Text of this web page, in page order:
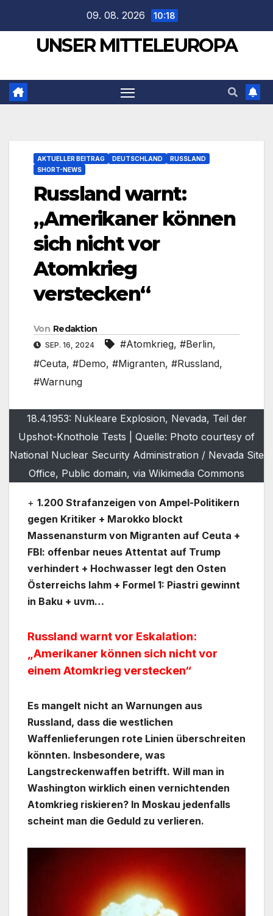
springen
09. 08. 2026 10:18
UNSER MITTELEUROPA
AKTUELLER BEITRAG DEUTSCHLAND
RUSSLAND
SHORT-NEWS
Russland warnt:
„Amerikaner können
sich nicht vor
Atomkrieg
verstecken“
Von Redaktion
SEP. 16, 2024 #Atomkrieg, #Berlin,
#Ceuta, #Demo, #Migranten, #Russland,
#Warnung
18.4.1953: Nukleare Explosion, Nevada, Teil der
Upshot-Knothole Tests | Quelle: Photo courtesy of
National Nuclear Security Administration / Nevada Site
Office, Public domain, via Wikimedia Commons
+ 1.200 Strafanzeigen von Ampel-Politikern
gegen Kritiker + Marokko blockt
Massenansturm von Migranten auf Ceuta +
FBI: offenbar neues Attentat auf Trump
verhindert + Hochwasser legt den Osten
Österreichs lahm + Formel 1: Piastri gewinnt
in Baku + uvm…
Russland warnt vor Eskalation:
„Amerikaner können sich nicht vor
einem Atomkrieg verstecken“
Es mangelt nicht an Warnungen aus
Russland, dass die westlichen
Waffenlieferungen rote Linien überschreiten
könnten. Insbesondere, was
Langstreckenwaffen betrifft. Will man in
Washington wirklich einen vernichtenden
Atomkrieg riskieren? In Moskau jedenfalls
scheint man die Geduld zu verlieren.